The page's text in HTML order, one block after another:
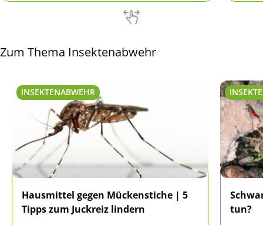
Zum Thema Insektenabwehr
INSEKTENABWEHR
Hausmittel gegen Mückenstiche | 5
Tipps zum Juckreiz lindern
tun?